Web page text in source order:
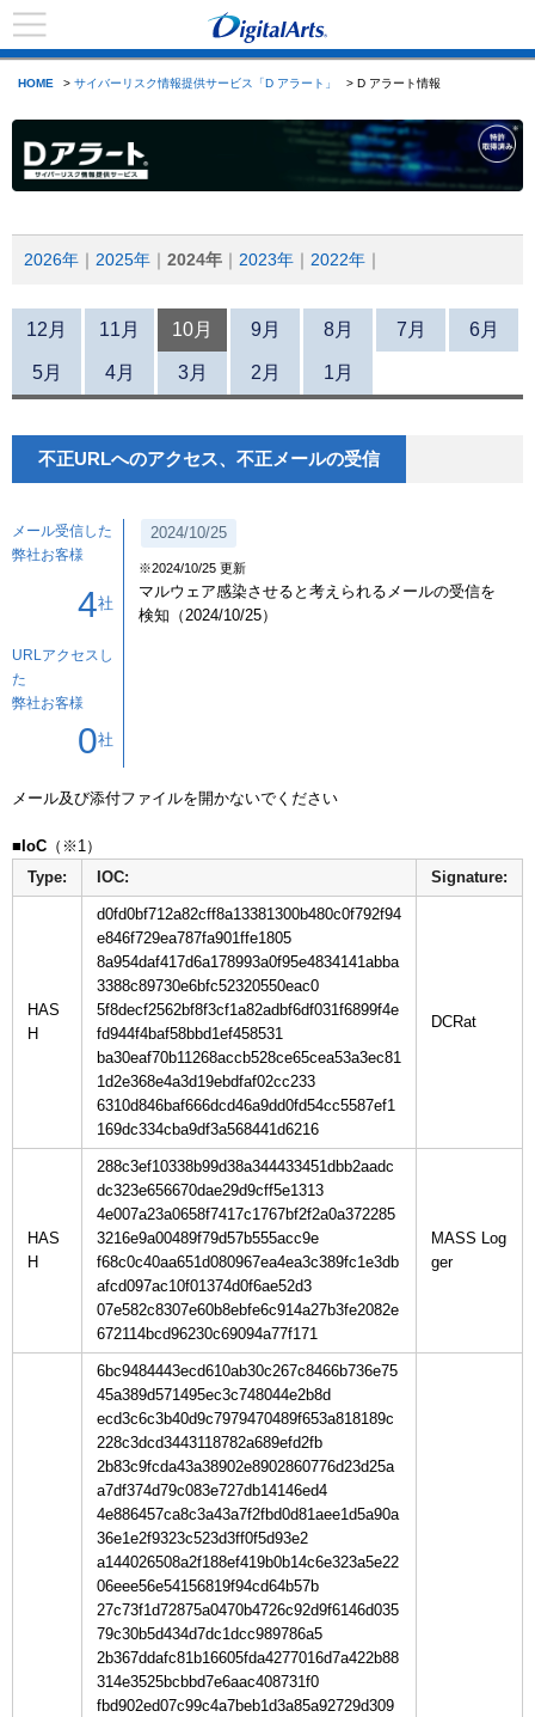
HOME > サイバーリスク情報提供サービス「D アラート」 > D アラート情報
2026年 2025年 2024年 2023年 2022年
12月 11月 10月 9月 8月 7月 6月
5月 4月 3月 2月 1月
不正URLへのアクセス、不正メールの受信
メール受信した
弊社お客様
4社
URLアクセスし
た
弊社お客様
0社
2024/10/25
※2024/10/25 更新
マルウェア感染させると考えられるメールの受信を
検知（2024/10/25）
メール及び添付ファイルを開かないでください
■IoC
Type:
IOC: Signature:
HAS
H
d0fd0bf712a82cff8a13381300b480c0f792f94
e846f729ea787fa901ffe1805
8a954daf417d6a178993a0f95e4834141abba
3388c89730e6bfc52320550eac0
5f8decf2562bf8f3cf1a82adbf6df031f6899f4e
fd944f4baf58bbd1ef458531
ba30eaf70b11268accb528ce65cea53a3ec81
1d2e368e4a3d19ebdfaf02cc233
6310d846baf666dcd46a9dd0fd54cc5587ef1
169dc334cba9df3a568441d6216
HAS
H
288c3ef10338b99d38a344433451dbb2aadc
dc323e656670dae29d9cff5e1313
4e007a23a0658f7417c1767bf2f2a0a372285
3216e9a00489f79d57b555acc9e
f68c0c40aa651d080967ea4ea3c389fc1e3db
afcd097ac10f01374d0f6ae52d3
07e582c8307e60b8ebfe6c914a27b3fe2082e
672114bcd96230c69094a77f171
MASS Log
6bc9484443ecd610ab30c267c8466b736e75
45a389d571495ec3c748044e2b8d
ecd3c6c3b40d9c7979470489f653a818189c
228c3dcd3443118782a689efd2fb
2b83c9fcda43a38902e8902860776d23d25a
a7df374d79c083e727db14146ed4
4e886457ca8c3a43a7f2fbd0d81aee1d5a90a
36e1e2f9323c523d3ff0f5d93e2
a144026508a2f188ef419b0b14c6e323a5e22
06eee56e54156819f94cd64b57b
27c73f1d72875a0470b4726c92d9f6146d035
79c30b5d434d7dc1dcc989786a5
2b367ddafc81b16605fda4277016d7a422b88
314e3525bcbbd7e6aac408731f0
fbd902ed07c99c4a7beb1d3a85a92729d309